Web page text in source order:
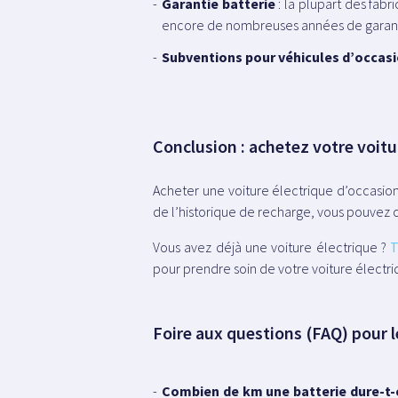
encore de nombreuses années de
Subventions pour véhicules
Conclusion : achetez votre
Acheter une voiture électrique
de l’historique de recharge, vous
Vous avez déjà une voiture électrique ?
pour prendre soin de votre voiture
Foire aux questions (FAQ) pour
Combien de km une batterie dure-